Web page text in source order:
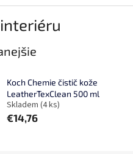
Koch Chemie čistič kože
LeatherTexClean 500 ml
Skladem(4 ks)
€14,76